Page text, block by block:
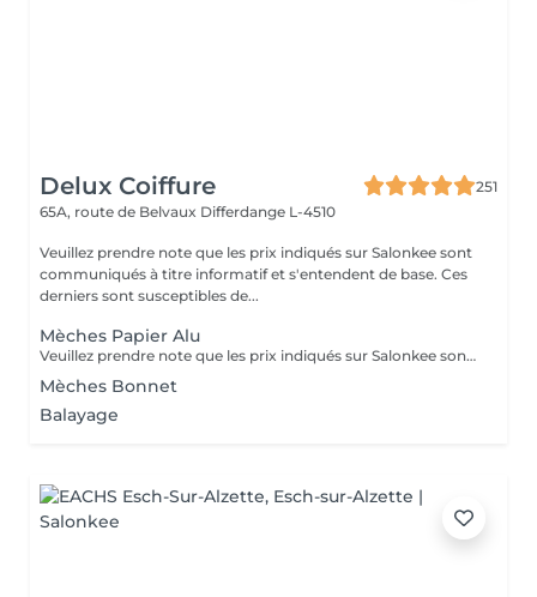
Delux Coiffure
251
65A, route de Belvaux Differdange L-4510
Veuillez prendre note que les prix indiqués sur Salonkee sont
communiqués à titre informatif et s'entendent de base. Ces
derniers sont susceptibles de...
Mèches Papier Alu
Veuillez prendre note que les prix indiqués sur Salonkee sont communiqués à titre informatif et s'entendent de base. Ces derniers sont susceptibles de varier selon le diagnostic réalisé à votre arrivée au salon et l'expertise du professionnel à qui vous confiez votre beauté. Dans tous les cas, un devis précis vous sera proposé et toutes réalisations de prestations seront effectuées avec votre accord. Un grand merci d'avance pour votre compréhension. Au plaisir de vous revoir très vite.
Mèches Bonnet
Balayage